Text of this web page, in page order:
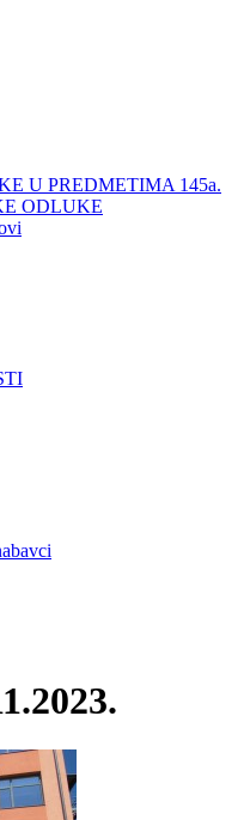
U PREDMETIMA 145a.
ODLUKE